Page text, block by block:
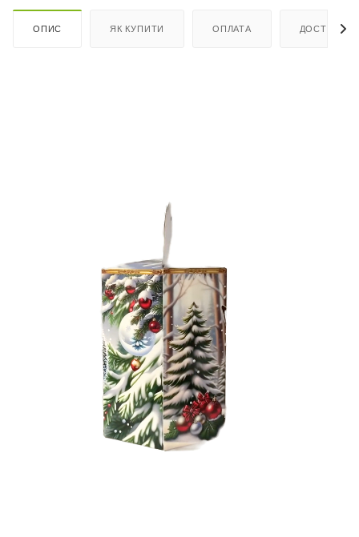
ОПИС ЯК КУПИТИ ОПЛАТА ДОСТАВКА